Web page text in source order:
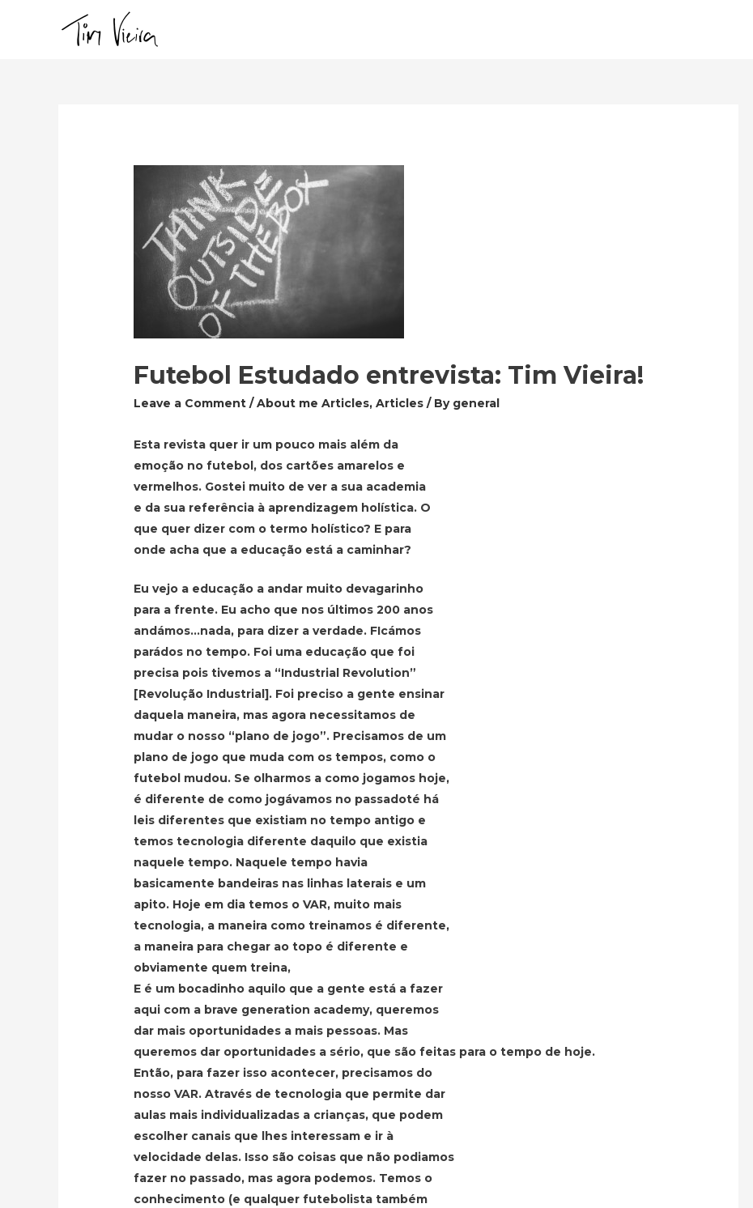
Futebol Estudado entrevista: Tim Vieira!
Leave a Comment /About me Articles,Articles / By general
Esta revista quer ir um pouco mais além da
emoção no futebol, dos cartões amarelos e
vermelhos. Gostei muito de ver a sua academia
e da sua referência à aprendizagem holística. O
que quer dizer com o termo holístico? E para
onde acha que a educação está a caminhar?
Eu vejo a educação a andar muito devagarinho
para a frente. Eu acho que nos últimos 200 anos
andámos…nada, para dizer a verdade. FIcámos
parádos no tempo. Foi uma educação que foi
precisa pois tivemos a “Industrial Revolution”
[Revolução Industrial]. Foi preciso a gente ensinar
daquela maneira, mas agora necessitamos de
mudar o nosso “plano de jogo”. Precisamos de um
plano de jogo que muda com os tempos, como o
futebol mudou. Se olharmos a como jogamos hoje,
é diferente de como jogávamos no passadoté há
leis diferentes que existiam no tempo antigo e
temos tecnologia diferente daquilo que existia
naquele tempo. Naquele tempo havia
basicamente bandeiras nas linhas laterais e um
apito. Hoje em dia temos o VAR, muito mais
tecnologia, a maneira como treinamos é diferente,
a maneira para chegar ao topo é diferente e
obviamente quem treina,
E é um bocadinho aquilo que a gente está a fazer
aqui com a brave generation academy, queremos
dar mais oportunidades a mais pessoas. Mas
queremos dar oportunidades a sério, que são feitas para o tempo de hoje.
Então, para fazer isso acontecer, precisamos do
nosso VAR. Através de tecnologia que permite dar
aulas mais individualizadas a crianças, que podem
escolher canais que lhes interessam e ir à
velocidade delas. Isso são coisas que não podiamos
fazer no passado, mas agora podemos. Temos o
conhecimento (e qualquer futebolista também